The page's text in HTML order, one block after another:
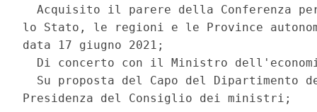
Acquisito il parere della Conferenza
lo Stato, le regioni e le Province
data 17 giugno 2021;
Di concerto con il Ministro
Su proposta del Capo del Dipartimento
Presidenza del Consiglio dei ministri;